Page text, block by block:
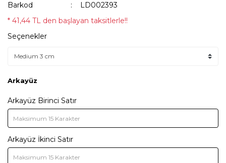
Barkod
LD002393
* 41,44 TL den başlayan taksitlerle!!
Seçenekler
Arkayüz
Arkayüz Birinci Satır
Arkayüz İkinci Satır